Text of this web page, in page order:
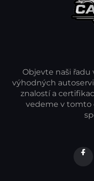
Objevte naši řadu
výhodných
znalostí a
vedeme v tomto